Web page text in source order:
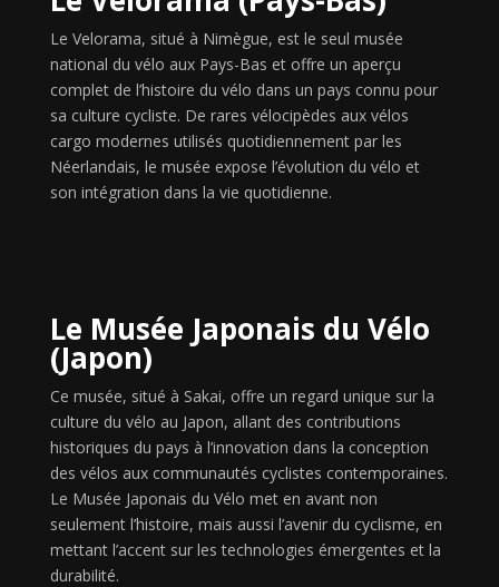
Le Velorama, situé à Nimègue, est le seul musée
national du vélo aux Pays-Bas et offre un aperçu
complet de l’histoire du vélo dans un pays connu pour
sa culture cycliste. De rares vélocipèdes aux vélos
cargo modernes utilisés quotidiennement par les
Néerlandais, le musée expose l’évolution du vélo et
son intégration dans la vie quotidienne.
Le Musée Japonais du Vélo
(Japon)
Ce musée, situé à Sakai, offre un regard unique sur la
culture du vélo au Japon, allant des contributions
historiques du pays à l’innovation dans la conception
des vélos aux communautés cyclistes contemporaines.
Le Musée Japonais du Vélo met en avant non
seulement l’histoire, mais aussi l’avenir du cyclisme, en
mettant l’accent sur les technologies émergentes et la
durabilité.